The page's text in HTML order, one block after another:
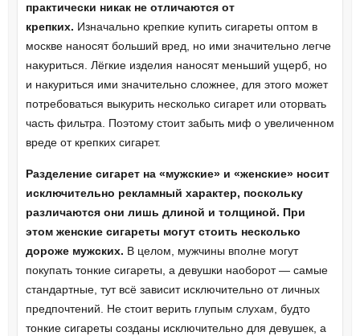
практически никак не отличаются от
крепких. Изначально крепкие купить сигареты оптом в
москве наносят больший вред, но ими значительно легче
накуриться. Лёгкие изделия наносят меньший ущерб, но
и накуриться ими значительно сложнее, для этого может
потребоваться выкурить несколько сигарет или оторвать
часть фильтра. Поэтому стоит забыть миф о увеличенном
вреде от крепких сигарет.
Разделение сигарет на «мужские» и «женские» носит
исключительно рекламный характер, поскольку
различаются они лишь длиной и толщиной. При
этом женские сигареты могут стоить несколько
дороже мужских. В целом, мужчины вполне могут
покупать тонкие сигареты, а девушки наоборот — самые
стандартные, тут всё зависит исключительно от личных
предпочтений. Не стоит верить глупым слухам, будто
тонкие сигареты созданы исключительно для девушек, а